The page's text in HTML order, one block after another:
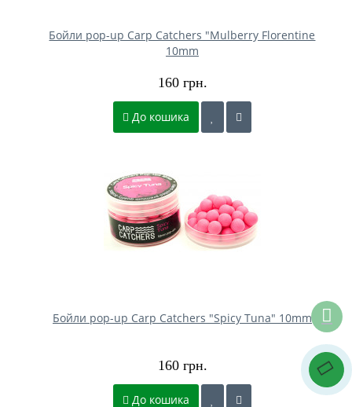
Бойли pop-up Carp Catchers "Mulberry Florentine
10mm
160 грн.
До кошика
Бойли pop-up Carp Catchers "Spicy Tuna" 10mm
160 грн.
До кошика